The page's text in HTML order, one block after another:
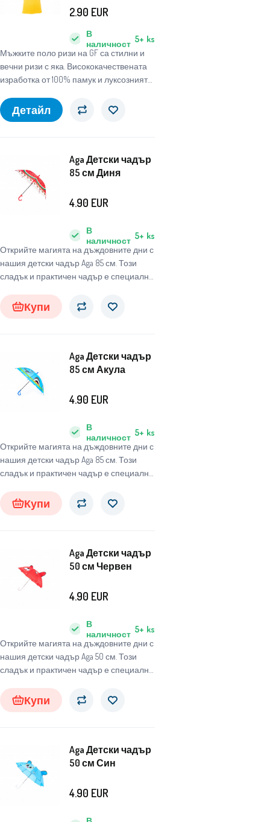
Мъжките поло ризи на GF са стилни и
вечни ризи с яка. Висококачествената
изработка от 100% памук и луксозният
страна на гърдите ще ви изненадат
приятно.
В
наличност 5+ ks
2.90 EUR
Детайл
Aga Детски чадър
85 см Диня
Открийте магията на дъждовните дни с
нашия детски чадър Aga 85 см. Този
сладък и практичен чадър е специално
от неблагоприятни метеорологични
условия и същевременно да им носи
В
наличност 5+ ks
4.90 EUR
Купи
Aga Детски чадър
85 см Акула
Открийте магията на дъждовните дни с
нашия детски чадър Aga 85 см. Този
сладък и практичен чадър е специално
от неблагоприятни метеорологични
условия и същевременно да им носи
В
наличност 5+ ks
4.90 EUR
Купи
Aga Детски чадър
50 см Червен
Открийте магията на дъждовните дни с
нашия детски чадър Aga 50 см. Този
сладък и практичен чадър е специално
от неблагоприятни метеорологични
условия и същевременно да им носи
В
наличност 5+ ks
4.90 EUR
Купи
Aga Детски чадър
50 см Син
4.90 EUR